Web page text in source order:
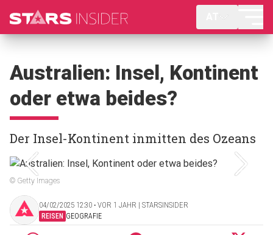
Australien: Insel, Kontinent
oder etwa beides?
Der Insel-Kontinent inmitten des Ozeans
© Getty Images
04/02/2025 12:30 ‧ VOR 1 JAHR | STARSINSIDER
REISEN GEOGRAFIE